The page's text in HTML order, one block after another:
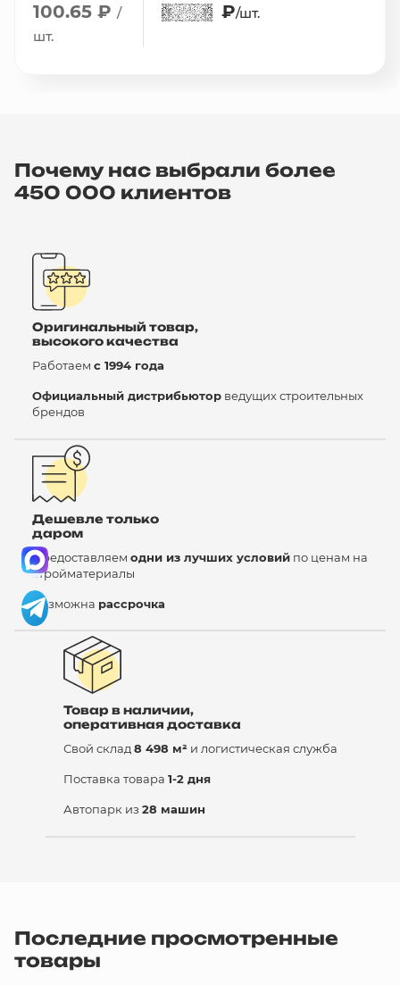
100.65 ₽ /
шт.
₽/шт.
Почему нас выбрали более
450 000 клиентов
Оригинальный товар,
высокого качества
Работаем с 1994 года
Официальный дистрибьютор ведущих строительных
брендов
Дешевле только
даром
Предоставляем одни из лучших условий по ценам на
стройматериалы
Возможна рассрочка
Товар в наличии,
оперативная доставка
Свой склад 8 498 м² и логистическая служба
Поставка товара 1-2 дня
Автопарк из 28 машин
Последние просмотренные
товары